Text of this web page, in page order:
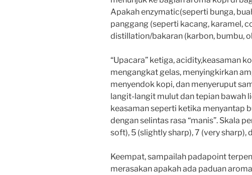
Apakah enzymatic(seperti bunga,
panggang (seperti kacang, karamel,
distillation/bakaran (karbon, bumbu,
“Upacara” ketiga, acidity,keasaman
mengangkat gelas, menyingkirkan
menyendok kopi, dan menyeruput
langit-langit mulut dan tepian bawah
keasaman seperti ketika menyantap
dengan selintas rasa “manis”. Skala
soft), 5 (slightly sharp), 7 (very sharp),
Keempat, sampailah padapoint
merasakan apakah ada paduan